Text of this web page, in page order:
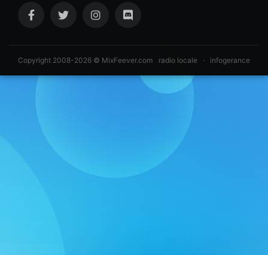
Copyright 2008-2026 © MixFeever.com radio locale · infogerance